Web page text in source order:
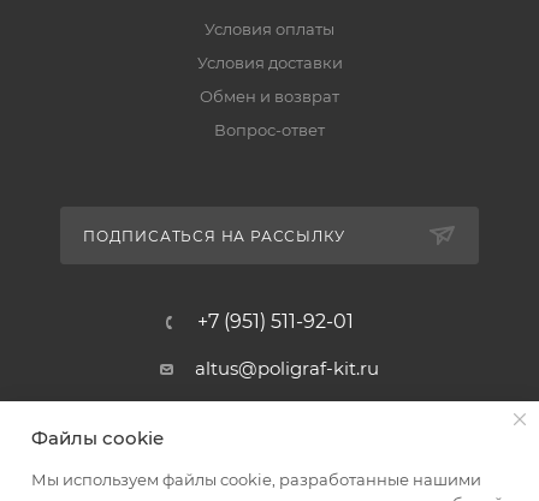
Условия оплаты
Условия доставки
Обмен и возврат
Вопрос-ответ
ПОДПИСАТЬСЯ НА РАССЫЛКУ
+7 (951) 511-92-01
altus@poligraf-kit.ru
Ростовская обл, Аксайский р-н,
Кольцо, 3, ТЦ "Альтус" 1 этаж
Файлы cookie
Мы используем файлы cookie, разработанные нашими